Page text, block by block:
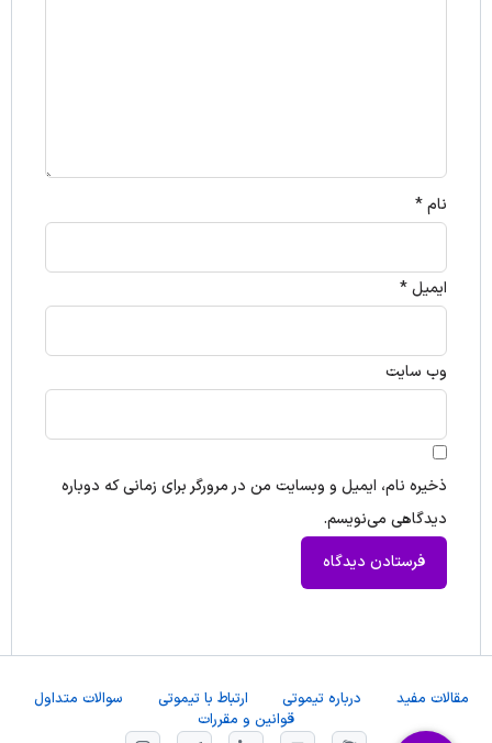
نام*
ایمیل*
وب‌ سایت
ذخیره نام، ایمیل و وبسایت من در مرورگر برای زمانی که دوباره
دیدگاهی می‌نویسم.
مقالات مفید درباره تیموتی ارتباط با تیموتی
سوالات متداول
قوانین و مقررات